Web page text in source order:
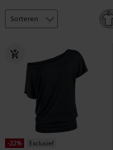
-22%
Exclusief